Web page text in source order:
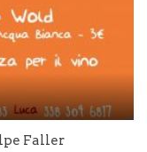
Faller